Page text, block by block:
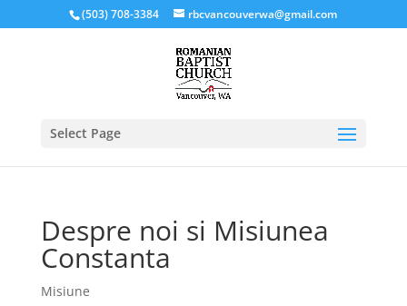
(503) 708-3384 rbcvancouverwa@gmail.com
Select Page
Despre noi si Misiunea
Constanta
Misiune